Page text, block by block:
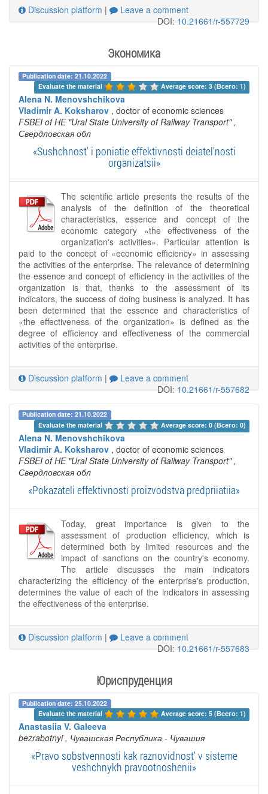
Discussion platform |
Leave a comment
DOI:10.21661/r-557729
Экономика
Publication date: 21.10.2022
Evaluate the material
Average score: 3 (Всего: 1)
Alena N. Menovshchikova
Vladimir A. Koksharov , doctor of economic sciences
FSBEI of HE "Ural State University of Railway Transport" ,
Свердловская обл
«Sushchnost' i poniatie effektivnosti deiatel'nosti
organizatsii»
The scientific article presents the results of the
analysis of the definition of the theoretical
characteristics, essence and concept of the
economic category «the effectiveness of the
organization's activities». Particular attention is
paid to the concept of «economic efficiency» in assessing
the activities of the enterprise. The relevance of determining
the essence and concept of efficiency in the activities of the
organization is that, thanks to the assessment of its
indicators, the success of doing business is analyzed. It has
been determined that the essence and characteristics of
«the effectiveness of the organization» is defined as the
degree of efficiency and effectiveness of the commercial
activities of the enterprise.
Discussion platform |
Leave a comment
DOI:10.21661/r-557682
Publication date: 21.10.2022
Evaluate the material
Average score: 0 (Всего: 0)
Alena N. Menovshchikova
Vladimir A. Koksharov , doctor of economic sciences
FSBEI of HE "Ural State University of Railway Transport" ,
Свердловская обл
«Pokazateli effektivnosti proizvodstva predpriiatiia»
Today, great importance is given to the
assessment of production efficiency, which is
determined both by limited resources and the
impact of sanctions on the country's economy.
The article discusses the main indicators
characterizing the efficiency of the enterprise's production,
determines the value of each of the indicators in assessing
the effectiveness of the enterprise.
Discussion platform |
Leave a comment
DOI:10.21661/r-557683
Юриспруденция
Publication date: 25.10.2022
Evaluate the material
Average score: 5 (Всего: 1)
Anastasiia V. Galeeva
bezrabotnyi , Чувашская Республика - Чувашия
«Pravo sobstvennosti kak raznovidnost' v sisteme
veshchnykh pravootnoshenii»